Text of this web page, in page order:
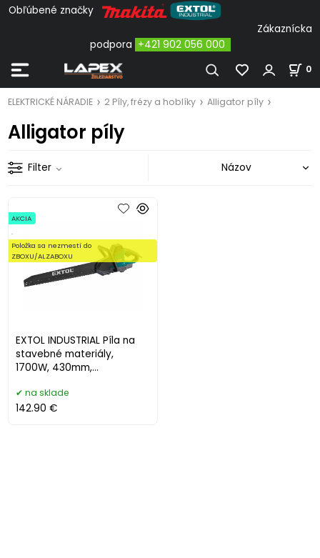
Obľúbené značky
Zákaznícka
podpora +421 902 056 000
0
ELEKTRICKÉ NÁRADIE 2 Píly, frézy a hoblíky Alligator píly
Alligator píly
Filter
EXTOL INDUSTRIAL Píla na
stavebné materiály,
1700W, 430mm,
AKCIA
.
Položka sa nezmestí do
ZBOXU/ALZABOXU
na sklade
142.90 €